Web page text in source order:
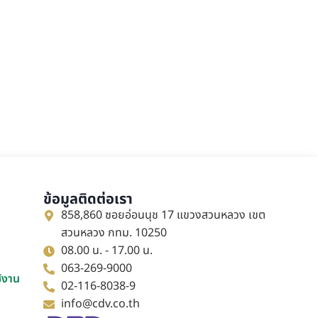
าน
ข้อมูลติดต่อเรา
858,860 ซอยอ่อนนุช 17 แขวงสวนหลวง เขต
สวนหลวง กทม. 10250
08.00 น. - 17.00 น.
063-269-9000
02-116-8038-9
info@cdv.co.th